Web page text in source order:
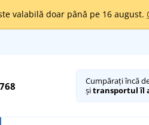
valabilă doar până pe 16 august.
Cumpărați încă
șitransportul îl